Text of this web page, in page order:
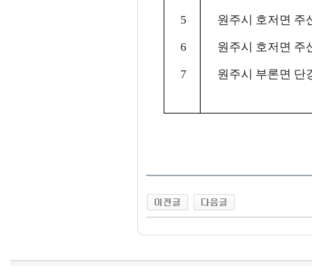
5
6
7
원주시 호저면 주
원주시 호저면 주
원주시 부론면 단